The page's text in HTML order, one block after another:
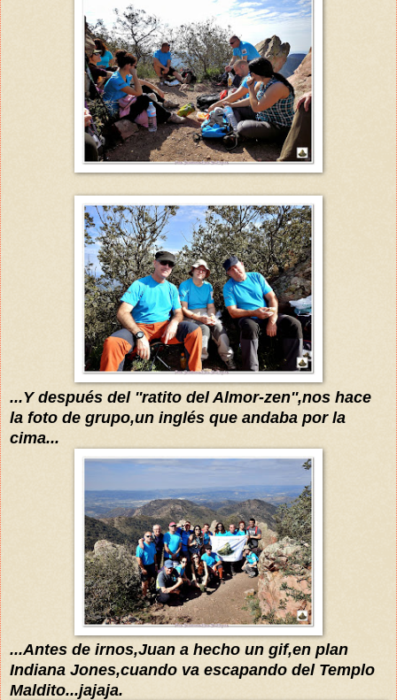
...Y después del ''ratito del Almor-zen'',nos hace
la foto de grupo,un inglés que andaba porla
cima...
...Antes de irnos,Juan a hecho un gif,en plan
Indiana Jones,cuando va escapando del Templo
Maldito...jajaja.